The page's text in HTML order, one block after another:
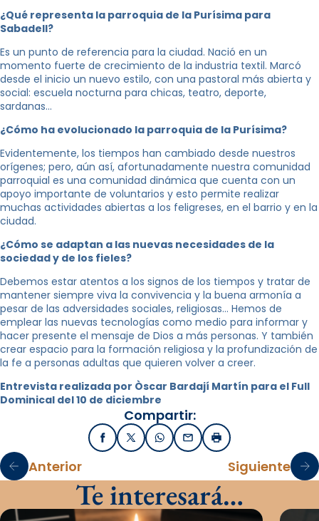
¿Qué representa la parroquia de la Purísima para
Sabadell?
Es un punto de referencia para la ciudad. Nació en un
momento fuerte de crecimiento de la industria textil. Marcó
desde el inicio un nuevo estilo, con una pastoral más abierta y
social: escuela nocturna para chicas, teatro, deporte,
sardanas…
¿Cómo ha evolucionado la parroquia de la Purísima?
Evidentemente, los tiempos han cambiado desde nuestros
orígenes; pero, aún así, afortunadamente nuestra comunidad
parroquial es una comunidad dinámica que cuenta con un
apoyo importante de voluntarios y esto permite realizar
muchas actividades abiertas a los feligreses, en el barrio y en la
ciudad.
¿Cómo se adaptan a las nuevas necesidades de la
sociedad y de los fieles?
Debemos estar atentos a los signos de los tiempos y tratar de
mantener siempre viva la convivencia y la buena armonía a
pesar de las adversidades sociales, religiosas… Hemos de
emplear las nuevas tecnologías como medio para informar y
hacer presente el mensaje de Dios a más personas. Y también
crear espacio para la formación religiosa y la profundización de
la fe a personas adultas que quieren volver a creer.
Entrevista realizada por Òscar Bardají Martín para el Full
Dominical del 10 de diciembre
Compartir:
FacebookX / TwitterWhatsApp
EmailImprimir
Anterior Siguiente
Te interesará…